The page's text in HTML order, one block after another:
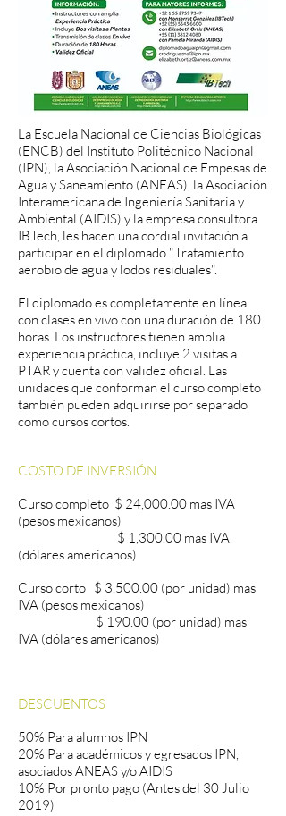
La Escuela Nacional de Ciencias Biológicas
(ENCB) del Instituto Politécnico Nacional
(IPN), la Asociación Nacional de Empesas de
Agua y Saneamiento (ANEAS), la Asociación
Interamericana de Ingeniería Sanitaria y
Ambiental (AIDIS) y la empresa consultora
IBTech, les hacen una cordial invitación a
participar en el diplomado "Tratamiento
aerobio de agua y lodos residuales".
El diplomado es completamente en línea
con clases en vivo con una duración de 180
horas. Los instructores tienen amplia
experiencia práctica, incluye 2 visitas a
PTAR y cuenta con validez oficial. Las
unidades que conforman el curso completo
también pueden adquirirse por separado
como cursos cortos.
COSTO DE INVERSIÓN
Curso completo $ 24,000.00 mas IVA
(pesos mexicanos)
$ 1,300.00 mas IVA
(dólares americanos)
Curso corto $ 3,500.00 (por unidad) mas
IVA (pesos mexicanos)
$ 190.00 (por unidad) mas
IVA (dólares americanos)
DESCUENTOS
50% Para alumnos IPN
20% Para académicos y egresados IPN,
asociados ANEAS y/o AIDIS
10% Por pronto pago (Antes del 30 Julio
2019)